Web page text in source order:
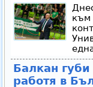
към
Балкан
работя в